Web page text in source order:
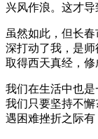
兴风作浪。这才导
虽然如此，但长
深打动了我，是师
取得西天真经，修
我们在生活中也
我们只要坚持不
遇困难挫折之际有